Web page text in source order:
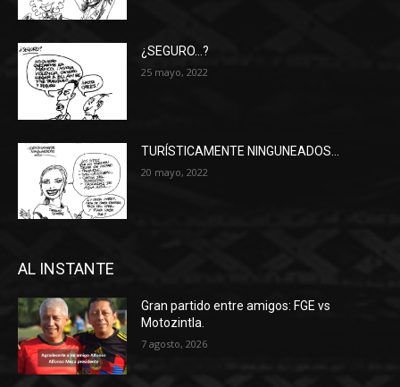
¿SEGURO…?
25 mayo, 2022
TURÍSTICAMENTE NINGUNEADOS…
20 mayo, 2022
AL INSTANTE
Gran partido entre amigos: FGE vs
Motozintla.
7 agosto, 2026